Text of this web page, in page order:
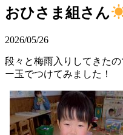
おひさま組さん
2026/05/26
段々と梅雨入りしてきた
ー玉でつけてみました！